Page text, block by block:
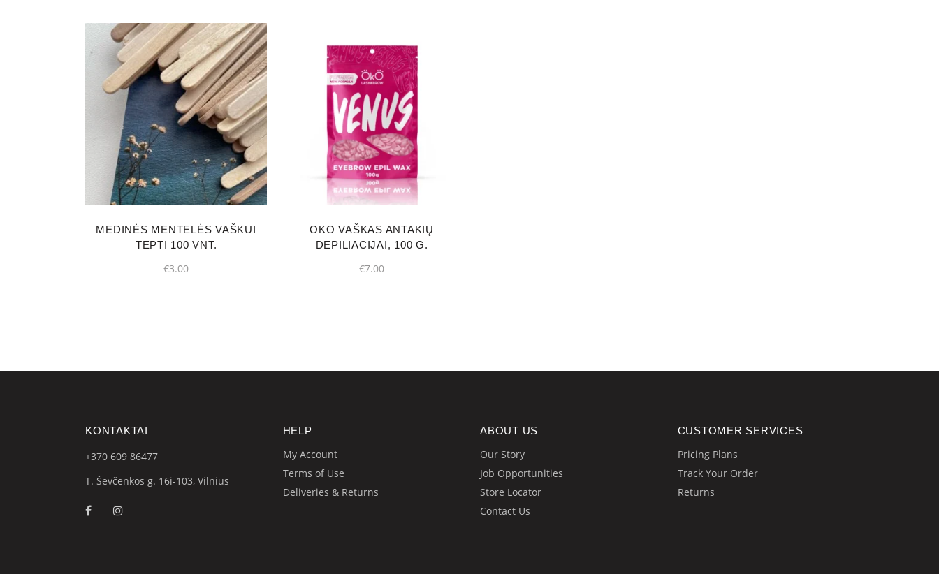
MEDINĖS MENTELĖS VAŠKUI
TEPTI 100 VNT.
€3.00
This
product
has
multiple
variants.
The
may
be
chosen
OKO VAŠKAS ANTAKIŲ
DEPILIACIJAI, 100 G.
€7.00
KONTAKTAI
+370 609 86477
T. Ševčenkos g. 16i-103, Vilnius
HELP
My Account
Terms of Use
Deliveries & Returns
ABOUT US
Our Story
Job Opportunities
Store Locator
Contact Us
CUSTOMER SERVICES
Pricing Plans
Track Your Order
Returns